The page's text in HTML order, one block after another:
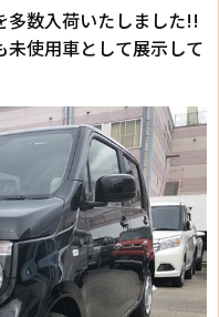
多数入荷いたしました!!
未使用車として展示して